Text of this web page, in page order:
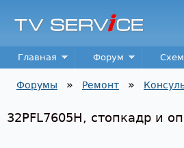
TV
Service
Main menu
Главная Форум
Форумы » Ремонт »
32PFL7605H, стопкадр и